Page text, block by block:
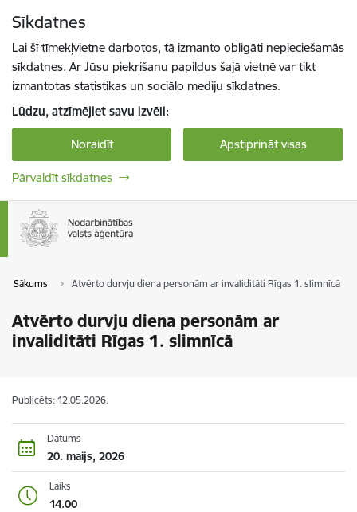
Sīkdatnes
Lai šī tīmekļvietne darbotos, tā izmanto obligāti nepieciešamās
sīkdatnes. Ar Jūsu piekrišanu papildus šajā vietnē var tikt
izmantotas statistikas un sociālo mediju sīkdatnes.
Lūdzu, atzīmējiet savu izvēli:
Noraidīt Apstiprināt visas
Pārvaldīt sīkdatnes
Sākums Atvērto durvju diena personām ar invaliditāti Rīgas 1. slimnīcā
Atvērto durvju diena personām ar
invaliditāti Rīgas 1. slimnīcā
Publicēts: 12.05.2026.
Datums
20. maijs, 2026
Laiks
14.00